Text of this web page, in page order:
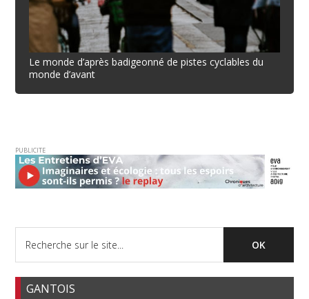
Le monde d’après badigeonné de pistes cyclables du
monde d’avant
PUBLICITE
GANTOIS